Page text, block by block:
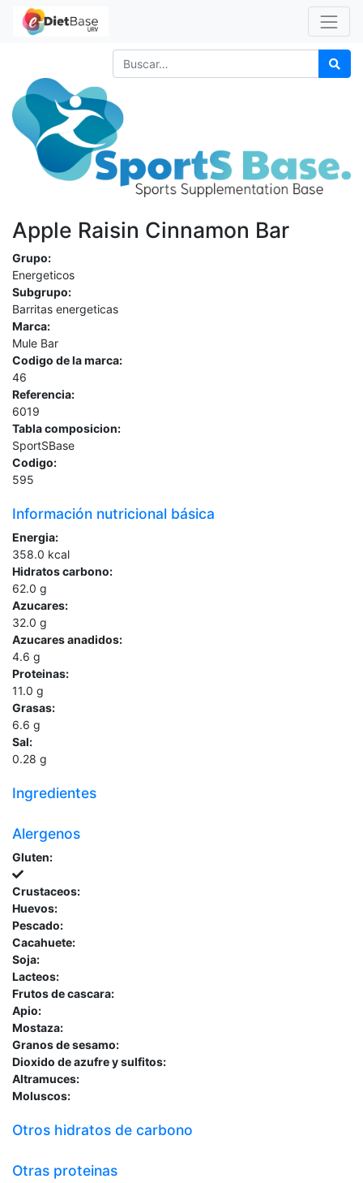
Apple Raisin Cinnamon Bar
Grupo:
Energeticos
Subgrupo:
Barritas energeticas
Marca:
Mule Bar
Codigo de la marca:
46
Referencia:
6019
Tabla composicion:
SportSBase
Codigo:
595
Información nutricional básica
Energia:
358.0 kcal
Hidratos carbono:
62.0 g
Azucares:
32.0 g
Azucares anadidos:
4.6 g
Proteinas:
11.0 g
Grasas:
6.6 g
Sal:
0.28 g
Ingredientes
Alergenos
Gluten:
Crustaceos:
Huevos:
Pescado:
Cacahuete:
Soja:
Lacteos:
Frutos de cascara:
Apio:
Mostaza:
Granos de sesamo:
Dioxido de azufre y sulfitos:
Altramuces:
Moluscos:
Otros hidratos de carbono
Otras proteinas